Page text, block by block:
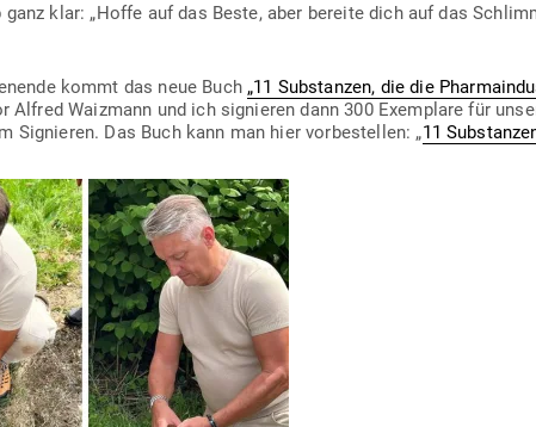
klar: „Hoffe auf das Beste, aber bereite dich auf das
kommt das neue Buch „11 Sub­stanzen, die die
Alfred Waizmann und ich signieren dann 300 Exem­plare für
Signieren. Das Buch kann man hier vor­be­stellen: „11